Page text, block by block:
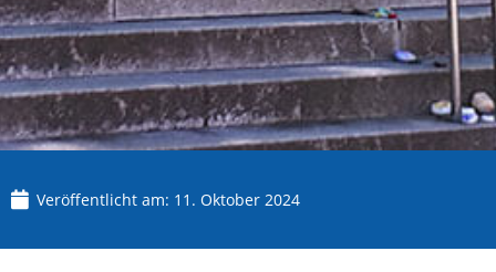
Veröffentlicht am: 11. Oktober 2024